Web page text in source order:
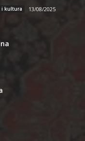
i kultura 13/08/2025